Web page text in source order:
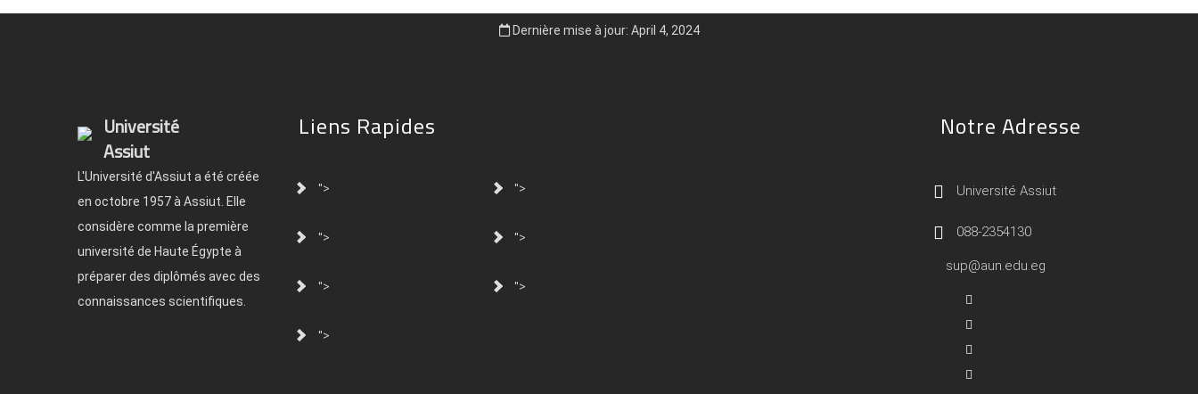
Dernière mise à jour: April 4, 2024
Université
Assiut
L'Université d'Assiut a été créée
en octobre 1957 à Assiut. Elle
considère comme la première
université de Haute Égypte à
préparer des diplômés avec des
connaissances scientifiques.
Liens Rapides
"> ">
"> ">
"> ">
">
Notre Adresse
Université Assiut
088-2354130
sup@aun.edu.eg